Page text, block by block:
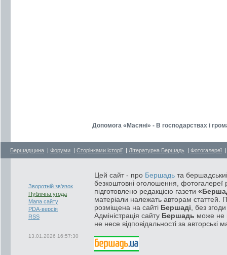
Допомога «Масяні» - В господарствах і
Бершадщина | Форуми | Сторінками історії | Літературна Бершадь | Фотогалереї
Зворотній зв'язок
Публічна угода
Мапа сайту
PDA-версія
RSS
13.01.2026 16:57:30
Цей сайт - про Бершадь та
безкоштовні оголошення, фотогалереї
підготовлено редакцією газети
матеріали належать авторам статтей.
розміщена на сайті Бершаді , без
Адміністрація сайту Бершадь може не
не несе відповідальності за авторські